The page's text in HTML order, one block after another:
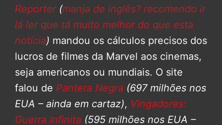
Reporter (manja de inglês? recomendo ir
lá ler que tá muito melhor do que esta
notícia) mandou os cálculos precisos dos
lucros de filmes da Marvel aos cinemas,
seja americanos ou mundiais. O site
falou de Pantera Negra (697 milhões nos
EUA – ainda em cartaz), Vingadores:
Guerra Infinita (595 milhões nos EUA –